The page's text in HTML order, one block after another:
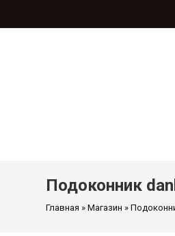
Подоконник
Главная »Магазин »